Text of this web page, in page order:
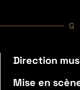
Direction
Mise en